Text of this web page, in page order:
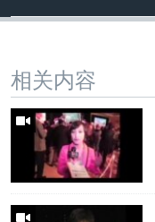
相关内容